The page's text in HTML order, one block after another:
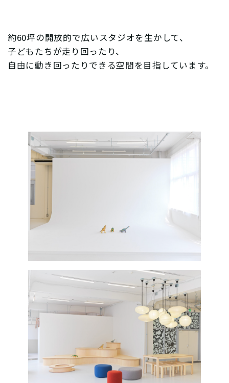
約60坪の開放的で広いスタジオを生かして、
子どもたちが走り回ったり、
自由に動き回ったりできる空間を目指しています。